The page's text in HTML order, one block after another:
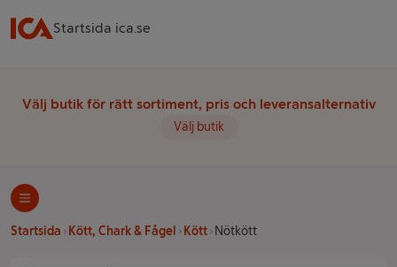
Startsida ica.se
Välj butik för rätt sortiment, pris och leveransalternativ
Välj butik
Startsida Kött, Chark & Fågel Kött Nötkött